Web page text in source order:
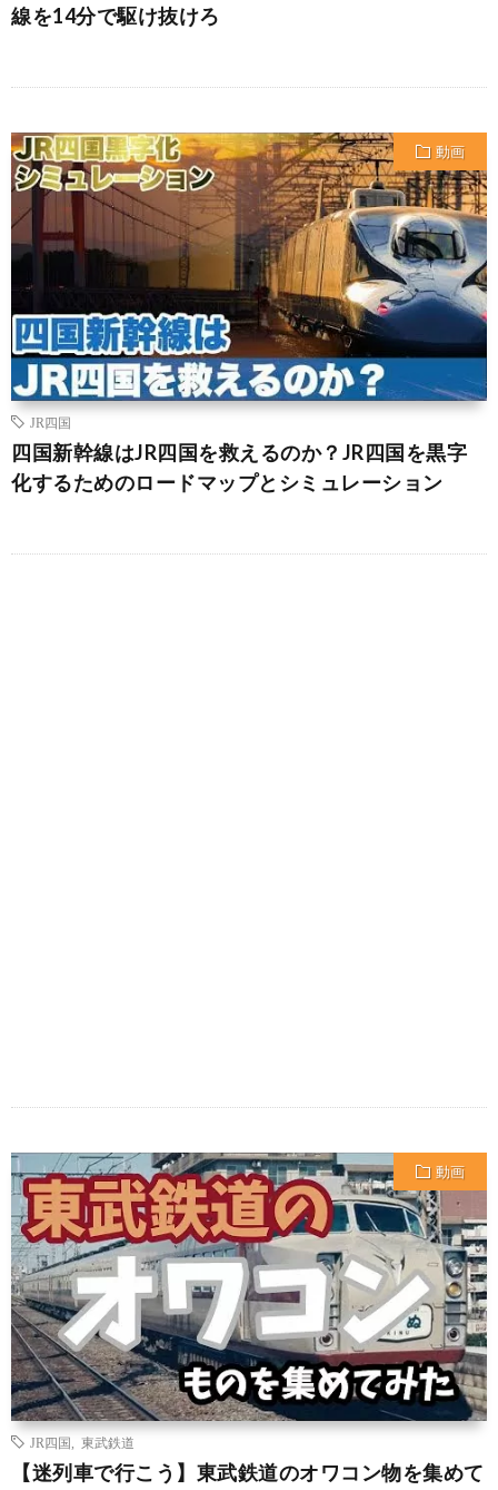
線を14分で駆け抜けろ
動画
JR四国
四国新幹線はJR四国を救えるのか？JR四国を黒字
化するためのロードマップとシミュレーション
動画
JR四国 東武鉄道
【迷列車で行こう】東武鉄道のオワコン物を集めて